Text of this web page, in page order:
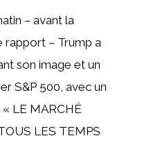
– avant la
rapport – Trump a
son image et un
S&P 500, avec un
« LE MARCHÉ
LES TEMPS